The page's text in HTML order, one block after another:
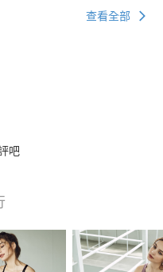
查看全部
吧